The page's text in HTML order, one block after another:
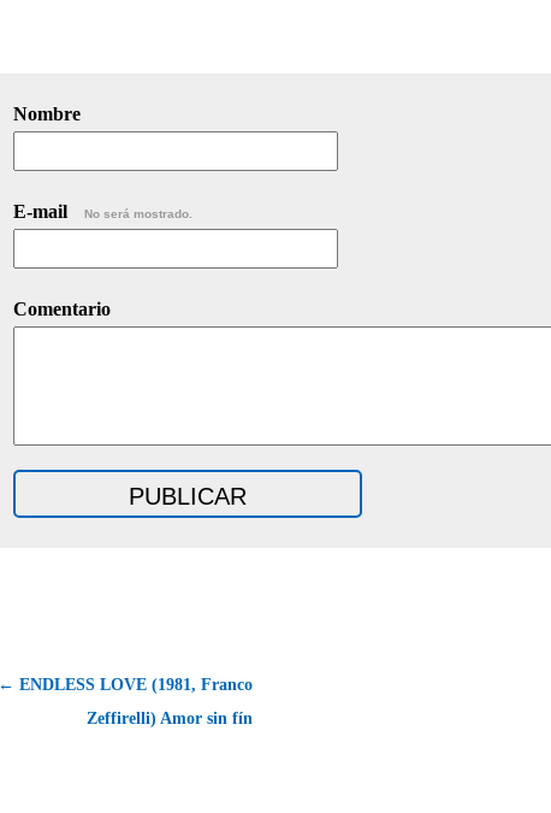
Nombre
E-mail No será mostrado.
Comentario
← ENDLESS LOVE (1981, Franco
Zeffirelli) Amor sin fín